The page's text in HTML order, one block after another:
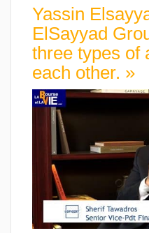
Yassin
ElSayyad
three types of
each other. »